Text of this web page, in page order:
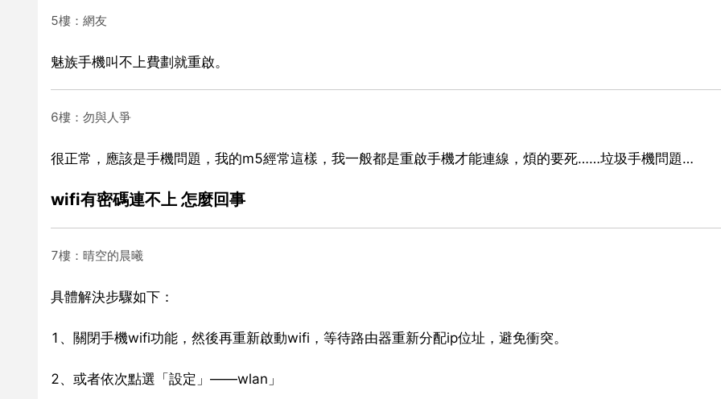
5樓：網友
魅族手機叫不上費劃就重啟。
6樓：勿與人爭
很正常，應該是手機問題，我的m5經常這樣，我一般都是重啟手機才能連線，煩的要死……垃圾手機問題…
wifi有密碼連不上 怎麼回事
7樓：晴空的晨曦
具體解決步驟如下：
1、關閉手機wifi功能，然後再重新啟動wifi，等待路由器重新分配ip位址，避免衝突。
2、或者依次點選「設定」——wlan」